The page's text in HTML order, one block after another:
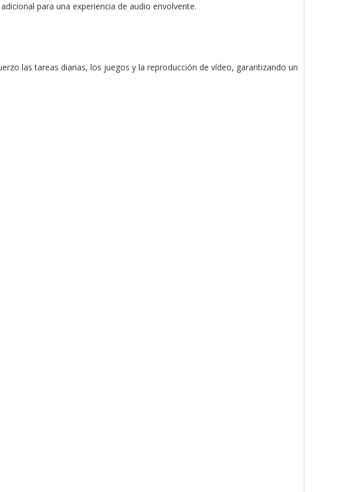
para una experiencia de audio envolvente.
las tareas diarias, los juegos y la reproducción de vídeo, garantizando un